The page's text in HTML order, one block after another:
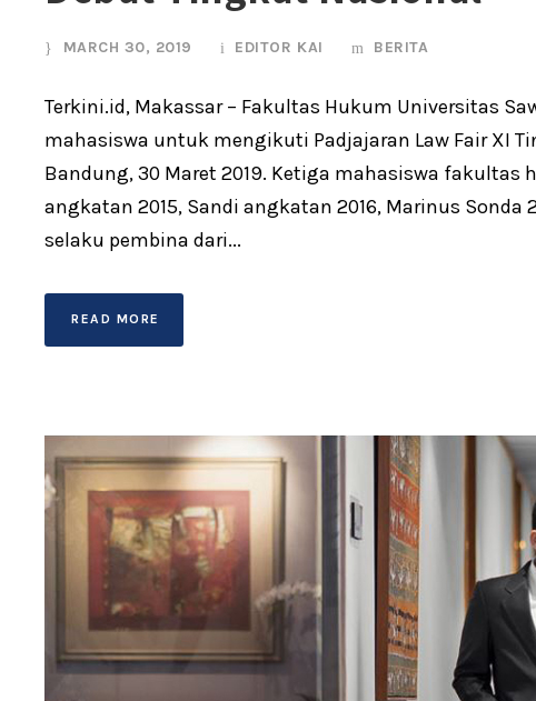
MARCH 30, 2019 EDITOR KAI BERITA
Terkini.id, Makassar – Fakultas Hukum Universitas
mahasiswa untuk mengikuti Padjajaran Law Fair XI
Bandung, 30 Maret 2019. Ketiga mahasiswa
angkatan 2015, Sandi angkatan 2016, Marinus Sonda
selaku pembina dari...
READ MORE